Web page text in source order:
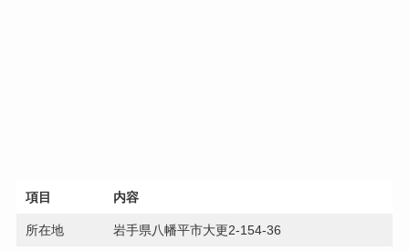
項目 内容
所在地 岩手県八幡平市大更2-154-36